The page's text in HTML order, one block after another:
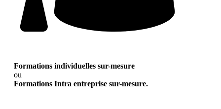
Formations individuelles sur-mesure
ou
Formations Intra entreprise sur-mesure.